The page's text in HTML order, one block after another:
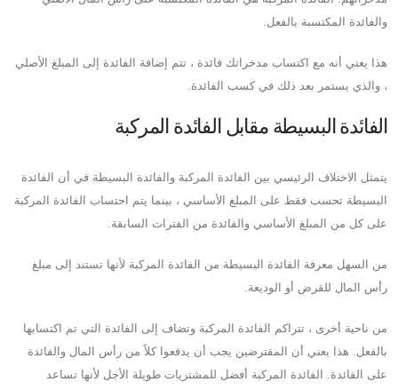
والفائدة المكتسبة بالفعل.
هذا يعني أنه مع اكتساب مدخراتك فائدة ، تتم إضافة الفائدة إلى المبلغ الأصلي
، والذي يستمر بعد ذلك في كسب الفائدة.
الفائدة البسيطة مقابل الفائدة المركبة
يتمثل الاختلاف الرئيسي بين الفائدة المركبة والفائدة البسيطة في أن الفائدة
البسيطة تحسب فقط على المبلغ الأساسي ، بينما يتم احتساب الفائدة المركبة
على كل من المبلغ الأساسي والفائدة من الفترات السابقة.
من السهل معرفة الفائدة البسيطة من الفائدة المركبة لأنها تستند إلى مبلغ
رأس المال للقرض أو الوديعة.
من ناحية أخرى ، تتراكم الفائدة المركبة وتضاف إلى الفائدة التي تم اكتسابها
بالفعل. هذا يعني أن المقترضين يجب أن يدفعوا كلاً من رأس المال والفائدة
على الفائدة. الفائدة المركبة أفضل للمشتريات طويلة الأجل لأنها تساعد